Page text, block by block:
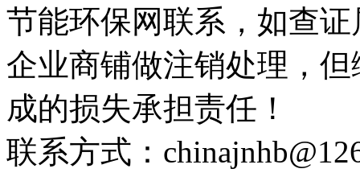
节能环保网联系，如查
企业商铺做注销处理，
成的损失承担责任！
联系方式：